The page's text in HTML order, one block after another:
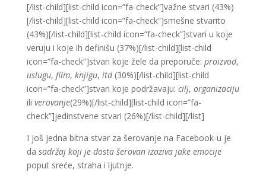
[/list-child][list-child icon=”fa-check”]važne stvari (43%)
[/list-child][list-child icon=”fa-check”]smešne stvarito
(43%)[/list-child][list-child icon=”fa-check”]stvari u koje
veruju i koje ih definišu (37%)[/list-child][list-child
icon=”fa-check”]stvari koje žele da preporuče: proizvod,
uslugu, film, knjigu, itd(30%)[/list-child][list-child
icon=”fa-check”]stvari koje podržavaju: cilj, organizaciju
ili verovanje(29%)[/list-child][list-child icon=”fa-
check”]jedinstvene stvari (26%)[/list-child][/list]
I još jedna bitna stvar za šerovanje na Facebook-u je
da sadržaj koji je dosta šerovan izaziva jake emocije
poput sreće, straha i ljutnje.